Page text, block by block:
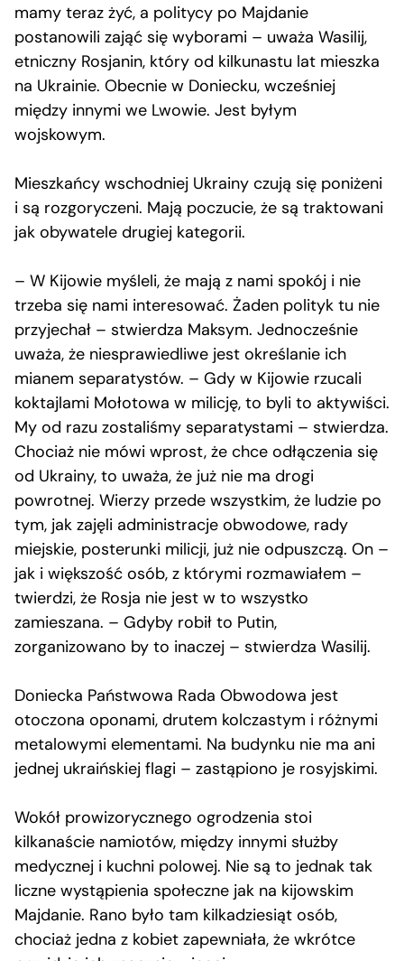
mamy teraz żyć, a politycy po Majdanie
postanowili zająć się wyborami – uważa Wasilij,
etniczny Rosjanin, który od kilkunastu lat mieszka
na Ukrainie. Obecnie w Doniecku, wcześniej
między innymi we Lwowie. Jest byłym
wojskowym.
Mieszkańcy wschodniej Ukrainy czują się poniżeni
i są rozgoryczeni. Mają poczucie, że są traktowani
jak obywatele drugiej kategorii.
– W Kijowie myśleli, że mają z nami spokój i nie
trzeba się nami interesować. Żaden polityk tu nie
przyjechał – stwierdza Maksym. Jednocześnie
uważa, że niesprawiedliwe jest określanie ich
mianem separatystów. – Gdy w Kijowie rzucali
koktajlami Mołotowa w milicję, to byli to aktywiści.
My od razu zostaliśmy separatystami – stwierdza.
Chociaż nie mówi wprost, że chce odłączenia się
od Ukrainy, to uważa, że już nie ma drogi
powrotnej. Wierzy przede wszystkim, że ludzie po
tym, jak zajęli administracje obwodowe, rady
miejskie, posterunki milicji, już nie odpuszczą. On –
jak i większość osób, z którymi rozmawiałem –
twierdzi, że Rosja nie jest w to wszystko
zamieszana. – Gdyby robił to Putin,
zorganizowano by to inaczej – stwierdza Wasilij.
Doniecka Państwowa Rada Obwodowa jest
otoczona oponami, drutem kolczastym i różnymi
metalowymi elementami. Na budynku nie ma ani
jednej ukraińskiej flagi – zastąpiono je rosyjskimi.
Wokół prowizorycznego ogrodzenia stoi
kilkanaście namiotów, między innymi służby
medycznej i kuchni polowej. Nie są to jednak tak
liczne wystąpienia społeczne jak na kijowskim
Majdanie. Rano było tam kilkadziesiąt osób,
chociaż jedna z kobiet zapewniała, że wkrótce